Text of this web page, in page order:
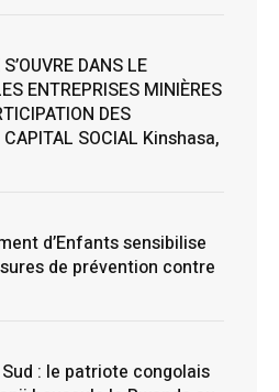
DANS LE
ENTREPRISES MINIÈRES
DES
CAPITAL SOCIAL Kinshasa,
d’Enfants sensibilise
de prévention contre
: le patriote congolais